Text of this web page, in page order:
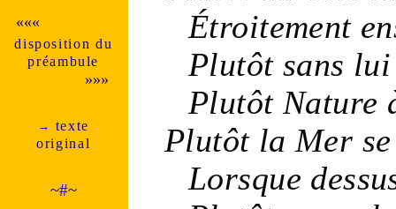
«««
dispo­si­tion du
pré­am­bule
»»»
→ texte
ori­ginal
~#~
Étroitement
Plutôt sans
Plutôt Nature
Plutôt la Mer
Lorsque